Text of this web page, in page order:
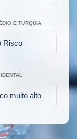
E TURQUIA
Risco
muito alto